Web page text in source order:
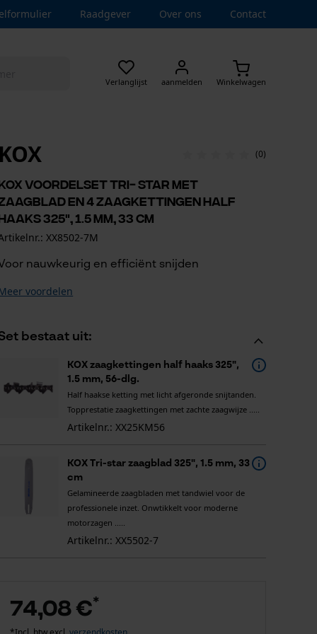
Raadgever Over ons Contact
Verlanglijst aanmelden Winkelwagen
(0)
voordelset Tri- Star met
en 4 zaagkettingen half
325", 1.5 mm, 33 cm
XX8502-7M
nauwkeurig en efficiënt snijden
voordelen
bestaat uit:
KOX zaagkettingen half haaks 325",
1.5 mm, 56-dlg.
Half haakse ketting met licht afgeronde snijtanden.
Topprestatie zaagkettingen met zachte zaagwijze .....
Artikelnr.: XX25KM56
KOX Tri-star zaagblad 325", 1.5 mm, 33
cm
Gelamineerde zaagbladen met tandwiel voor de
professionele inzet. Onwtikkelt voor moderne
motorzagen .....
Artikelnr.: XX5502-7
74,08 €*